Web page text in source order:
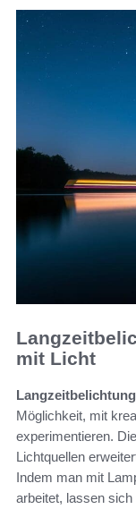
mit Licht
Möglichkeit, mit
experimentieren.
Lichtquellen
Indem man mit
arbeitet, lassen